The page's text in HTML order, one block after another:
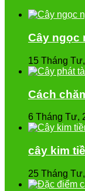
Cây ngọc
15 Tháng
Cách
6 Tháng Tư,
cây kim
25 Tháng